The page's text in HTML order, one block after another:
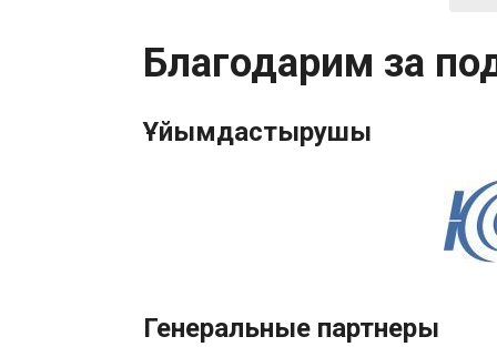
Благодарим за
Ұйымдастырушы
Генеральные партнеры